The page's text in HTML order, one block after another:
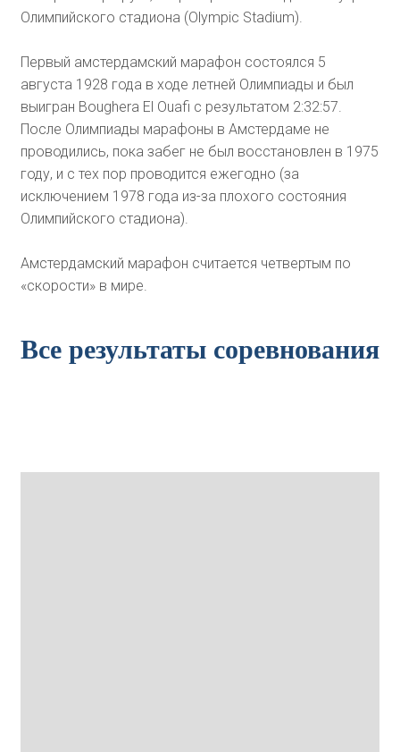
Олимпийского стадиона (Olympic Stadium).
Первый амстердамский марафон состоялся 5
августа 1928 года в ходе летней Олимпиады и был
выигран Boughera El Ouafi с результатом 2:32:57.
После Олимпиады марафоны в Амстердаме не
проводились, пока забег не был восстановлен в 1975
году, и с тех пор проводится ежегодно (за
исключением 1978 года из-за плохого состояния
Олимпийского стадиона).
Амстердамский марафон считается четвертым по
«скорости» в мире.
Все результаты соревнования